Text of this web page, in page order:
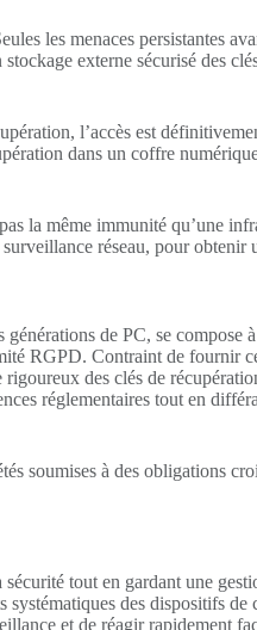
les menaces persistantes
externe sécurisé des
l’accès est
dans un coffre
la même immunité qu’une
réseau, pour obtenir
de PC, se
RGPD. Contraint de fournir
des clés de
réglementaires tout en
soumises à des obligations
tout en gardant une
des dispositifs
et de réagir rapidement